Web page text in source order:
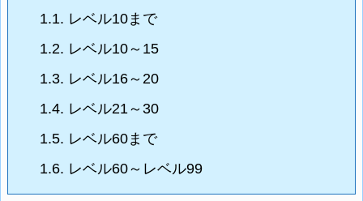
1.1. レベル10まで
1.2. レベル10～15
1.3. レベル16～20
1.4. レベル21～30
1.5. レベル60まで
1.6. レベル60～レベル99